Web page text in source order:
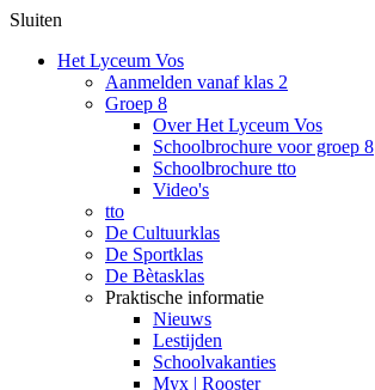
Sluiten
Het Lyceum Vos
Aanmelden vanaf klas 2
Groep 8
Over Het Lyceum Vos
Schoolbrochure voor groep 8
Schoolbrochure tto
Video's
tto
De Cultuurklas
De Sportklas
De Bètasklas
Praktische informatie
Nieuws
Lestijden
Schoolvakanties
Myx | Rooster